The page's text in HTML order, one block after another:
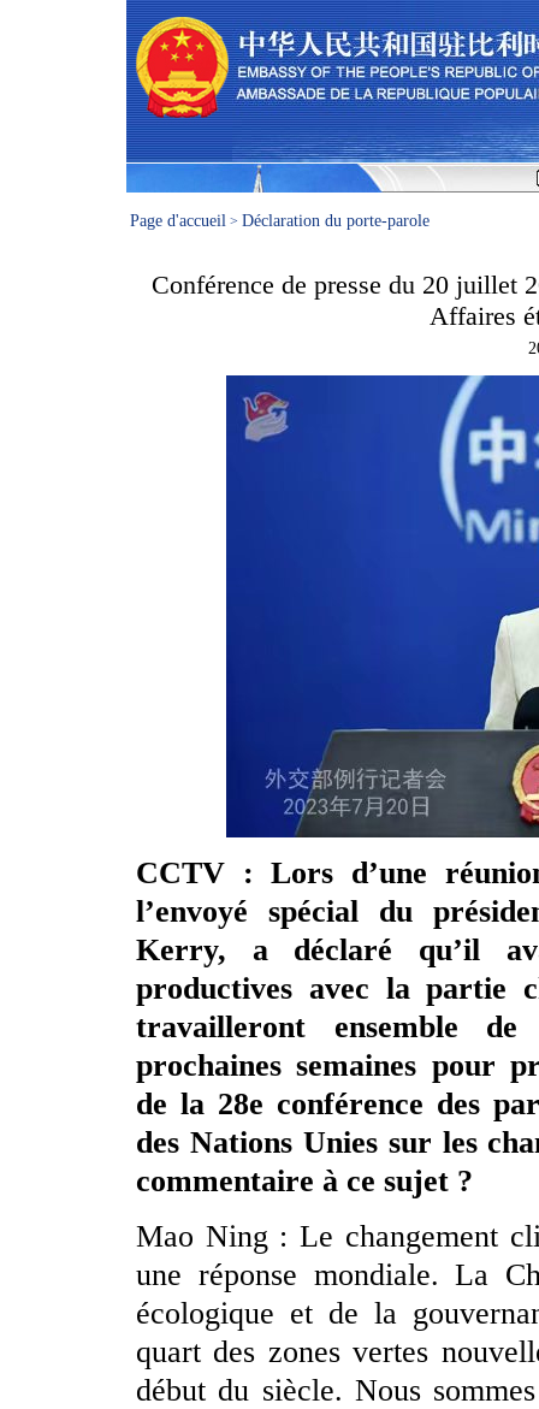
Page d'accueil > Déclaration du porte-parole
Conférence de presse du 20 juillet
Affaires
CCTV : Lors d’une
l’envoyé spécial du
Kerry, a déclaré qu’il
productives avec la partie
travailleront ensemble
prochaines semaines pour
de la 28e conférence des
des Nations Unies sur les
commentaire à ce sujet ?
Mao Ning : Le changement
une réponse mondiale. La
écologique et de la
quart des zones vertes
début du siècle. Nous